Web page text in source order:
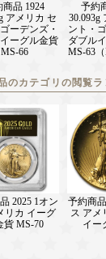
商品 1924
アメリカ セ
ーデンズ・
ーグル金貨
MS-66
予約
30.093g
ント・
ダブル
MS-63
のカテゴリの閲覧
2025 1オン
リカ イーグ
貨 MS-70
予約商
ス アメ
イー